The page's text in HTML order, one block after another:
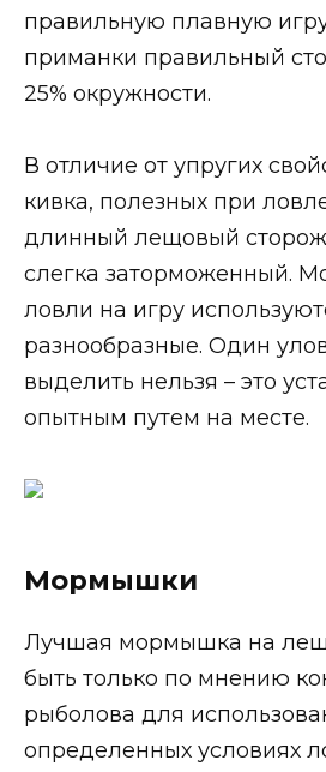
правильную плавную
приманки правильный
25% окружности.
В отличие от упругих
кивка, полезных при
длинный лещовый
слегка заторможенный.
ловли на игру
разнообразные. Один
выделить нельзя – это
опытным путем на месте.
Мормышки
Лучшая мормышка на
быть только по мнению
рыболова для
определенных условиях